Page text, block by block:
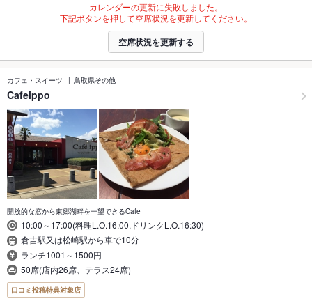
カレンダーの更新に失敗しました。
下記ボタンを押して空席状況を更新してください。
空席状況を更新する
カフェ・スイーツ 鳥取県その他
Cafeippo
開放的な窓から東郷湖畔を一望できるCafe
10:00～17:00(料理L.O.16:00,ドリンクL.O.16:30)
倉吉駅又は松崎駅から車で10分
ランチ1001～1500円
50席(店内26席、テラス24席)
口コミ投稿特典対象店